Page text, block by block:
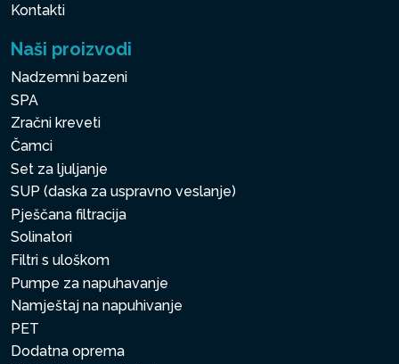
Kontakti
Naši proizvodi
Nadzemni bazeni
SPA
Zračni kreveti
Čamci
Set za ljuljanje
SUP (daska za uspravno veslanje)
Pješčana filtracija
Solinatori
Filtri s uloškom
Pumpe za napuhavanje
Namještaj na napuhivanje
PET
Dodatna oprema